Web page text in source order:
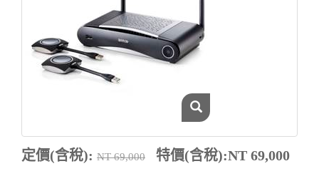
定價(含稅): NT 69,000 特價(含稅):NT 69,000